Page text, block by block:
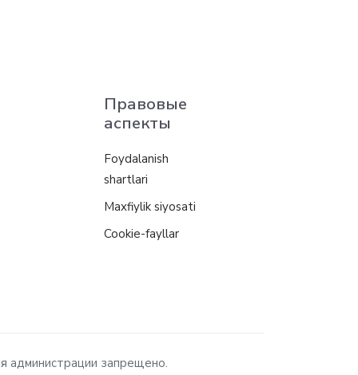
Правовые
аспекты
Foydalanish
shartlari
Maxfiylik siyosati
Cookie-fayllar
администрации запрещено.